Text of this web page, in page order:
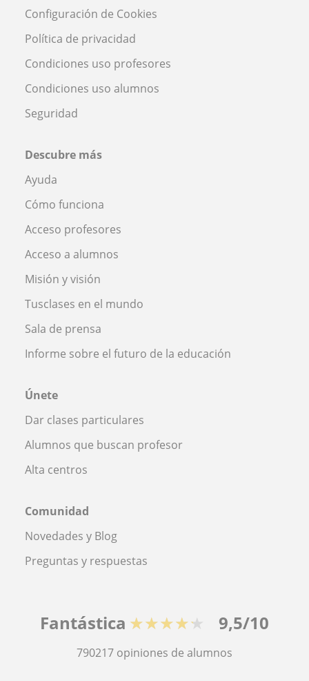
Configuración de Cookies
Política de privacidad
Condiciones uso profesores
Condiciones uso alumnos
Seguridad
Descubre más
Ayuda
Cómo funciona
Acceso profesores
Acceso a alumnos
Misión y visión
Tusclases en el mundo
Sala de prensa
Informe sobre el futuro de la educación
Únete
Dar clases particulares
Alumnos que buscan profesor
Alta centros
Comunidad
Novedades y Blog
Preguntas y respuestas
Fantástica ★★★★★ 9,5/10
790217 opiniones de alumnos